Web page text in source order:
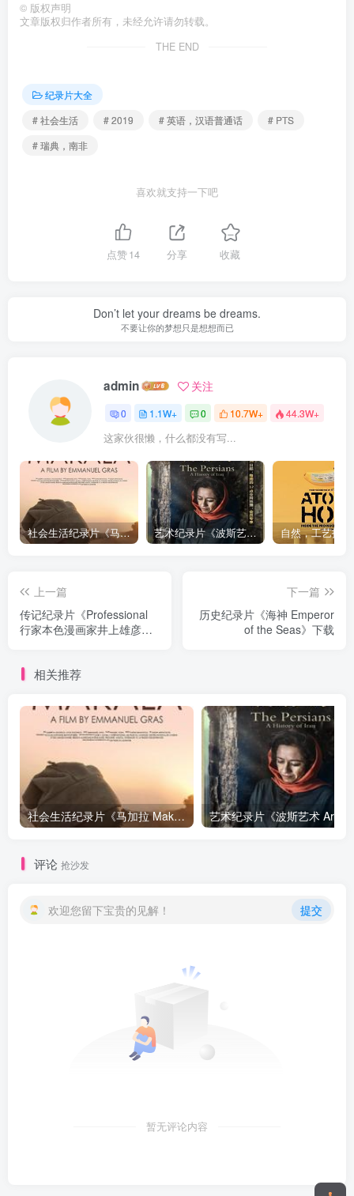
© 版权声明
文章版权归作者所有，未经允许请勿转载。
THE END
纪录片大全
# 社会生活
# 2019 # 英语，汉语普通话
# PTS
# 瑞典，南非
喜欢就支持一下吧
点赞14 分享 收藏
Don’t let your dreams be dreams.
不要让你的梦想只是想想而已
admin 关注
0 1.1W+ 0 10.7W+ 44.3W+
这家伙很懒，什么都没有写...
社会生活纪录片《马加拉 Makala》下载 艺术纪录片《波斯艺术 Art of Persia》下载
上一篇
传记纪录片《Professional
行家本色漫画家井上雄彦的
上雄彦の仕事》下载
下一篇
历史纪录片《海神 Emperor
of the Seas》下载
相关推荐
社会生活纪录片《马加拉 Makala》下载
评论 抢沙发
欢迎您留下宝贵的见解！ 提交
暂无评论内容